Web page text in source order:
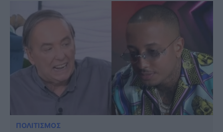
ΠΟΛΙΤΙΣΜΟΣ